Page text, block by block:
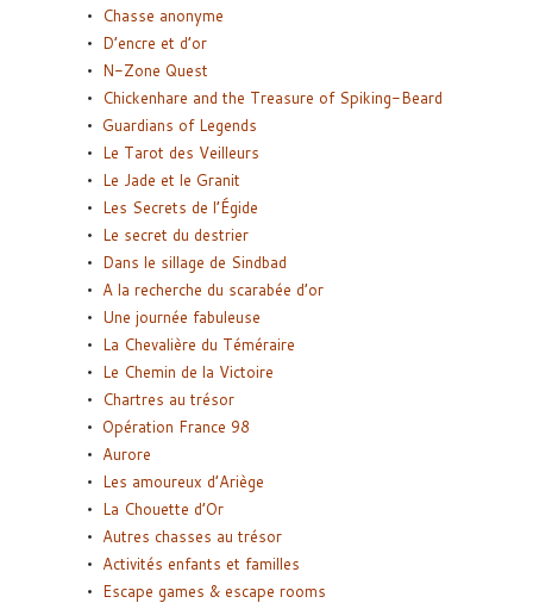
Chasse anonyme
D’encre et d’or
N-Zone Quest
Chickenhare and the Treasure of Spiking-Beard
Guardians of Legends
Le Tarot des Veilleurs
Le Jade et le Granit
Les Secrets de l’Égide
Le secret du destrier
Dans le sillage de Sindbad
A la recherche du scarabée d’or
Une journée fabuleuse
La Chevalière du Téméraire
Le Chemin de la Victoire
Chartres au trésor
Opération France 98
Aurore
Les amoureux d’Ariège
La Chouette d’Or
Autres chasses au trésor
Activités enfants et familles
Escape games & escape rooms